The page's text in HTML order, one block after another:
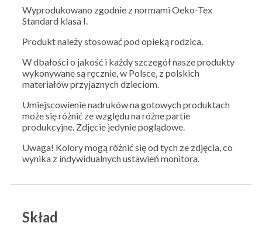
Wyprodukowano zgodnie z normami Oeko-Tex
Standard klasa I.
Produkt należy stosować pod opieką rodzica.
W dbałości o jakość i każdy szczegół nasze produkty
wykonywane są ręcznie, w Polsce, z polskich
materiałów przyjaznych dzieciom.
Umiejscowienie nadruków na gotowych produktach
może się różnić ze względu na różne partie
produkcyjne. Zdjęcie jedynie poglądowe.
Uwaga! Kolory mogą różnić się od tych ze zdjęcia, co
wynika z indywidualnych ustawień monitora.
Skład